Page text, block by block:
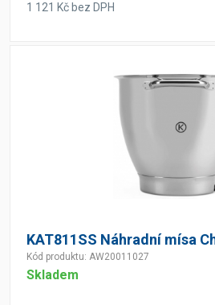
1 121 Kč bez DPH
KAT811SS Náhradní mísa
Kód produktu: AW20011027
Skladem